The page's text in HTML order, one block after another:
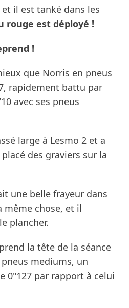
il est tanké dans les
rouge est déployé !
!
que Norris en pneus
rapidement battu par
avec ses pneus
large à Lesmo 2 et a
des graviers sur la
une belle frayeur dans
même chose, et il
plancher.
la tête de la séance
pneus mediums, un
0"127 par rapport à celui